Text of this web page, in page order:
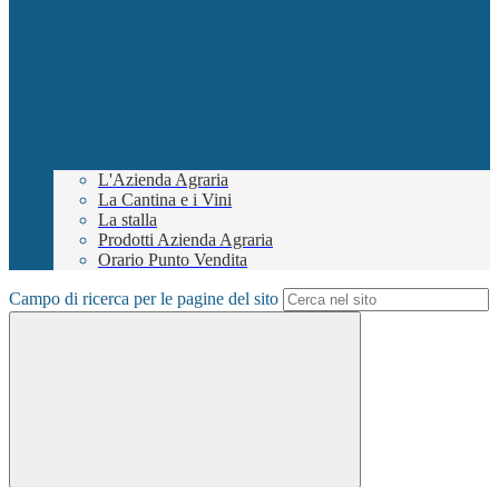
L'Azienda Agraria
La Cantina e i Vini
La stalla
Prodotti Azienda Agraria
Orario Punto Vendita
Campo di ricerca per le pagine del sito